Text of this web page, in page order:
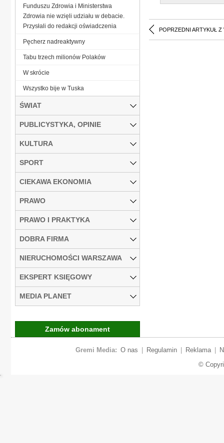
POPRZEDNI ARTYKUŁ Z
Funduszu Zdrowia i Ministerstwa
Zdrowia nie wzięli udziału w debacie.
Przysłali do redakcji oświadczenia
Pęcherz nadreaktywny
Tabu trzech milionów Polaków
W skrócie
Wszystko bije w Tuska
ŚWIAT
PUBLICYSTYKA, OPINIE
KULTURA
SPORT
CIEKAWA EKONOMIA
PRAWO
PRAWO I PRAKTYKA
DOBRA FIRMA
NIERUCHOMOŚCI WARSZAWA
EKSPERT KSIĘGOWY
MEDIA PLANET
Zamów abonament
Gremi Media: O nas Regulamin Reklama
©